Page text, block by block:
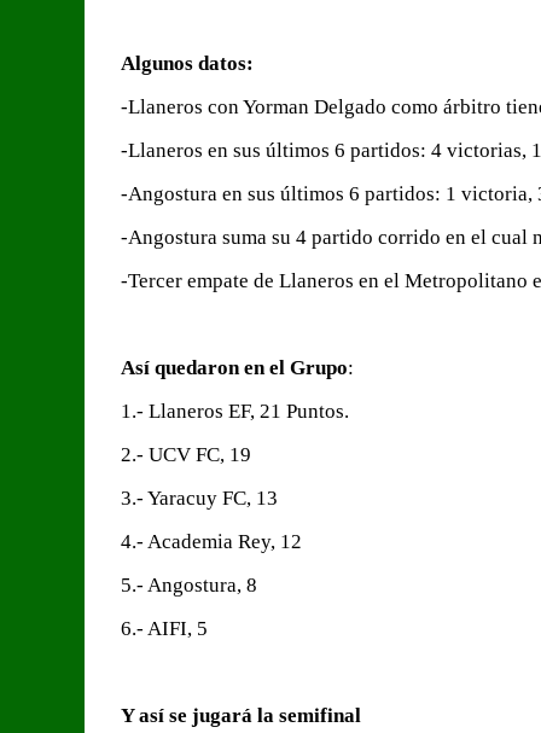
Algunos datos:
-Llaneros con Yorman Delgado como árbitro
-Llaneros en sus últimos 6 partidos: 4 victorias,
-Angostura en sus últimos 6 partidos: 1 victoria,
-Angostura suma su 4 partido corrido en el cual
-Tercer empate de Llaneros en el Metropolitano
Así quedaron en el Grupo:
1.- Llaneros EF, 21 Puntos.
2.- UCV FC, 19
3.- Yaracuy FC, 13
4.- Academia Rey, 12
5.- Angostura, 8
6.- AIFI, 5
Y así se jugará la semifinal